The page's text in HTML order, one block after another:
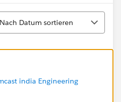
Nach Datum sortieren
india Engineering